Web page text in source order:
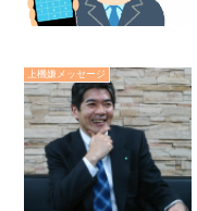
上機嫌メッセージ